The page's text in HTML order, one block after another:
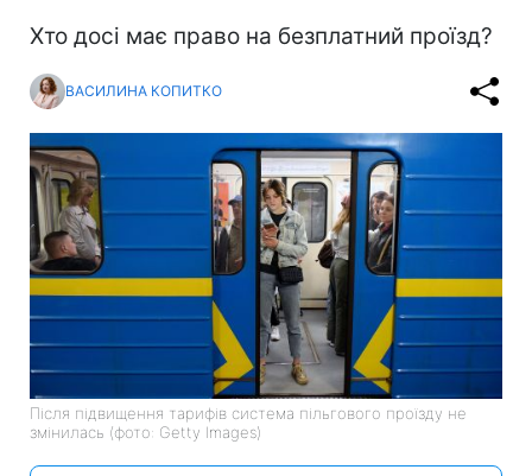
Хто досі має право на безплатний проїзд?
ВАСИЛИНА КОПИТКО
Після підвищення тарифів система пільгового проїзду не
змінилась (фото: Getty Images)